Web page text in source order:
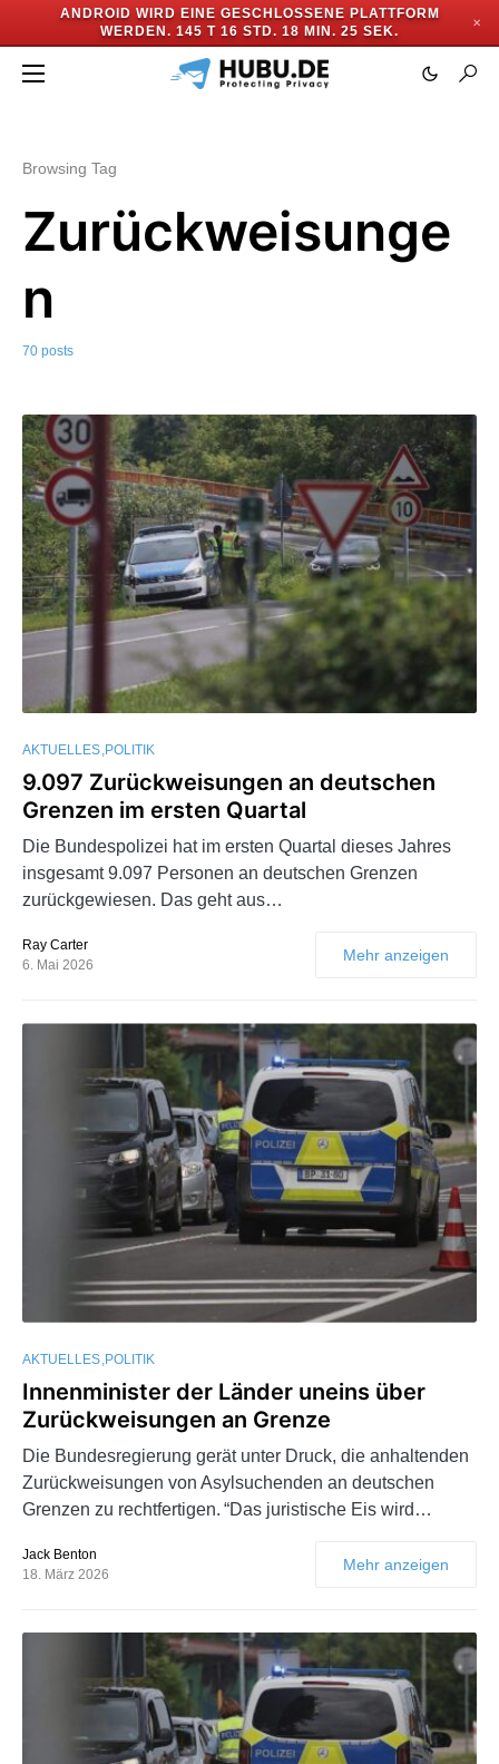
ANDROID WIRD EINE GESCHLOSSENE PLATTFORM
WERDEN. 145 T 16 STD. 18 MIN. 22 SEK.
✕
Browsing Tag
Zurückweisunge
n
70 posts
AKTUELLES POLITIK
9.097 Zurückweisungen an deutschen
Grenzen im ersten Quartal
Die Bundespolizei hat im ersten Quartal dieses Jahres
insgesamt 9.097 Personen an deutschen Grenzen
zurückgewiesen. Das geht aus…
Ray Carter
6. Mai 2026
Mehr anzeigen
AKTUELLES POLITIK
Innenminister der Länder uneins über
Zurückweisungen an Grenze
Die Bundesregierung gerät unter Druck, die anhaltenden
Zurückweisungen von Asylsuchenden an deutschen
Grenzen zu rechtfertigen. “Das juristische Eis wird…
Jack Benton
18. März 2026
Mehr anzeigen